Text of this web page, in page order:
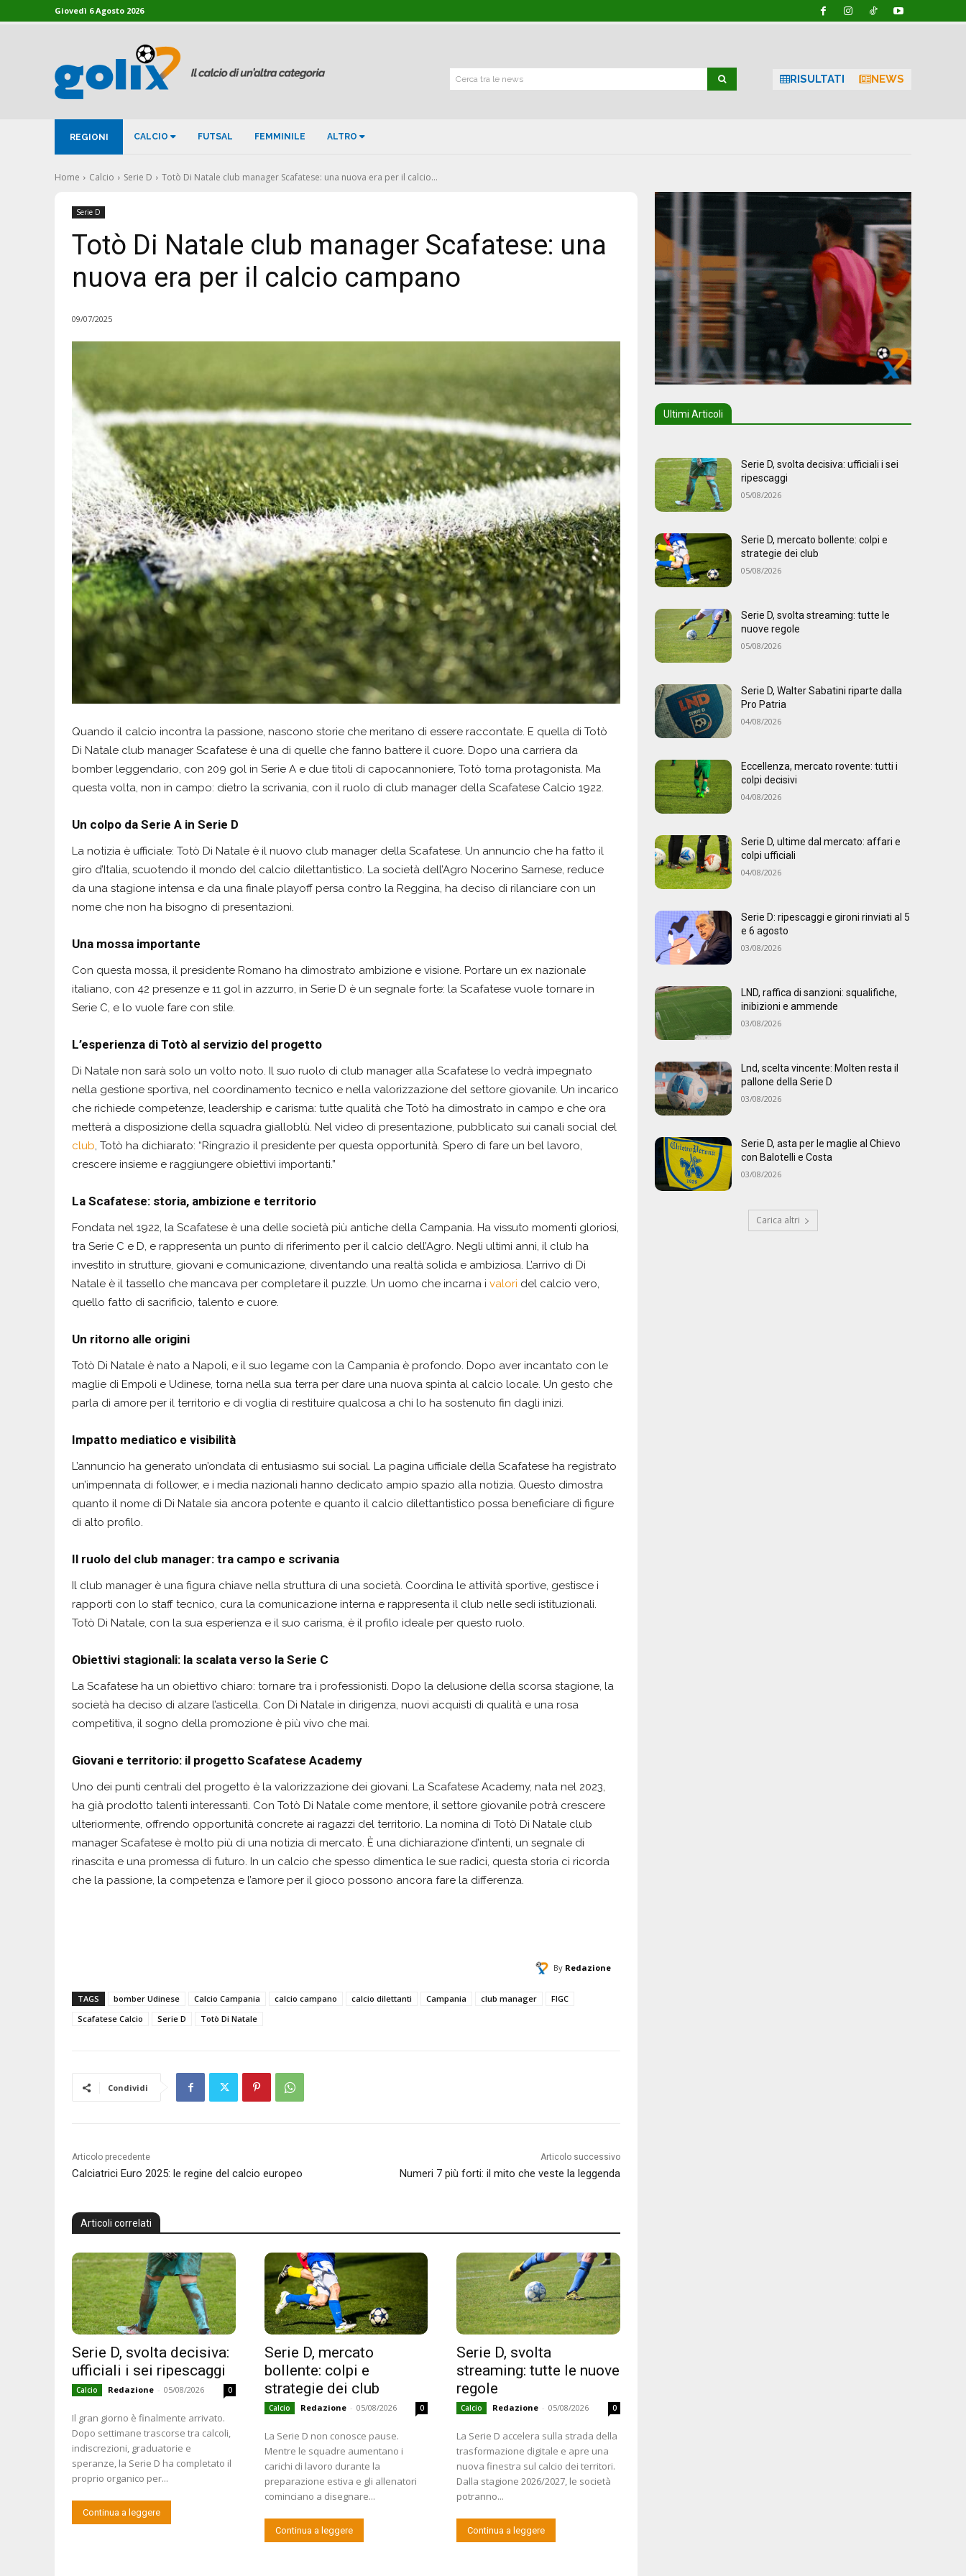
Giovedì 6 Agosto 2026
Cerca tra le news RISULTATI NEWS
REGIONI CALCIO FUTSAL FEMMINILE ALTRO
Home Calcio Serie D Totò Di Natale club manager Scafatese: una nuova era per il calcio...
Serie D
Totò Di Natale club manager Scafatese: una
nuova era per il calcio campano
09/07/2025
Quando il calcio incontra la passione, nascono storie che meritano di essere raccontate. E quella di Totò
Di Natale club manager Scafatese è una di quelle che fanno battere il cuore. Dopo una carriera da
bomber leggendario, con 209 gol in Serie A e due titoli di capocannoniere, Totò torna protagonista. Ma
questa volta, non in campo: dietro la scrivania, con il ruolo di club manager della Scafatese Calcio 1922.
Un colpo da Serie A in Serie D
La notizia è ufficiale: Totò Di Natale è il nuovo club manager della Scafatese. Un annuncio che ha fatto il
giro d’Italia, scuotendo il mondo del calcio dilettantistico. La società dell’Agro Nocerino Sarnese, reduce
da una stagione intensa e da una finale playoff persa contro la Reggina, ha deciso di rilanciare con un
nome che non ha bisogno di presentazioni.
Una mossa importante
Con questa mossa, il presidente Romano ha dimostrato ambizione e visione. Portare un ex nazionale
italiano, con 42 presenze e 11 gol in azzurro, in Serie D è un segnale forte: la Scafatese vuole tornare in
Serie C, e lo vuole fare con stile.
L’esperienza di Totò al servizio del progetto
Di Natale non sarà solo un volto noto. Il suo ruolo di club manager alla Scafatese lo vedrà impegnato
nella gestione sportiva, nel coordinamento tecnico e nella valorizzazione del settore giovanile. Un incarico
che richiede competenze, leadership e carisma: tutte qualità che Totò ha dimostrato in campo e che ora
metterà a disposizione della squadra gialloblù. Nel video di presentazione, pubblicato sui canali social del
club, Totò ha dichiarato: “Ringrazio il presidente per questa opportunità. Spero di fare un bel lavoro,
crescere insieme e raggiungere obiettivi importanti.”
La Scafatese: storia, ambizione e territorio
Fondata nel 1922, la Scafatese è una delle società più antiche della Campania. Ha vissuto momenti gloriosi,
tra Serie C e D, e rappresenta un punto di riferimento per il calcio dell’Agro. Negli ultimi anni, il club ha
investito in strutture, giovani e comunicazione, diventando una realtà solida e ambiziosa. L’arrivo di Di
Natale è il tassello che mancava per completare il puzzle. Un uomo che incarna i valori del calcio vero,
quello fatto di sacrificio, talento e cuore.
Un ritorno alle origini
Totò Di Natale è nato a Napoli, e il suo legame con la Campania è profondo. Dopo aver incantato con le
maglie di Empoli e Udinese, torna nella sua terra per dare una nuova spinta al calcio locale. Un gesto che
parla di amore per il territorio e di voglia di restituire qualcosa a chi lo ha sostenuto fin dagli inizi.
Impatto mediatico e visibilità
L’annuncio ha generato un’ondata di entusiasmo sui social. La pagina ufficiale della Scafatese ha registrato
un’impennata di follower, e i media nazionali hanno dedicato ampio spazio alla notizia. Questo dimostra
quanto il nome di Di Natale sia ancora potente e quanto il calcio dilettantistico possa beneficiare di figure
di alto profilo.
Il ruolo del club manager: tra campo e scrivania
Il club manager è una figura chiave nella struttura di una società. Coordina le attività sportive, gestisce i
rapporti con lo staff tecnico, cura la comunicazione interna e rappresenta il club nelle sedi istituzionali.
Totò Di Natale, con la sua esperienza e il suo carisma, è il profilo ideale per questo ruolo.
Obiettivi stagionali: la scalata verso la Serie C
La Scafatese ha un obiettivo chiaro: tornare tra i professionisti. Dopo la delusione della scorsa stagione, la
società ha deciso di alzare l’asticella. Con Di Natale in dirigenza, nuovi acquisti di qualità e una rosa
competitiva, il sogno della promozione è più vivo che mai.
Giovani e territorio: il progetto Scafatese Academy
Uno dei punti centrali del progetto è la valorizzazione dei giovani. La Scafatese Academy, nata nel 2023,
ha già prodotto talenti interessanti. Con Totò Di Natale come mentore, il settore giovanile potrà crescere
ulteriormente, offrendo opportunità concrete ai ragazzi del territorio. La nomina di Totò Di Natale club
manager Scafatese è molto più di una notizia di mercato. È una dichiarazione d’intenti, un segnale di
rinascita e una promessa di futuro. In un calcio che spesso dimentica le sue radici, questa storia ci ricorda
che la passione, la competenza e l’amore per il gioco possono ancora fare la differenza.
By Redazione
TAGS bomber Udinese Calcio Campania calcio campano calcio dilettanti Campania club manager
FIGC
Scafatese Calcio
Serie D Totò Di Natale
Condividi
Articolo precedente
Calciatrici Euro 2025: le regine del calcio europeo
Articolo successivo
Numeri 7 più forti: il mito che veste la leggenda
Articoli correlati
Serie D, svolta decisiva:
ufficiali i sei ripescaggi
Calcio Redazione - 05/08/2026 0
Il gran giorno è finalmente arrivato.
Dopo settimane trascorse tra calcoli,
indiscrezioni, graduatorie e
speranze, la Serie D ha completato il
proprio organico per...
Continua a leggere
Serie D, mercato
bollente: colpi e
strategie dei club
Calcio Redazione - 05/08/2026 0
La Serie D non conosce pause.
Mentre le squadre aumentano i
carichi di lavoro durante la
preparazione estiva e gli allenatori
cominciano a disegnare...
Continua a leggere
Serie D, svolta
streaming: tutte le nuove
regole
Calcio Redazione - 05/08/2026 0
La Serie D accelera sulla strada della
trasformazione digitale e apre una
nuova finestra sul calcio dei territori.
Dalla stagione 2026/2027, le società
potranno...
Continua a leggere
Ultimi Articoli
Serie D, svolta decisiva: ufficiali i sei
ripescaggi
05/08/2026
Serie D, mercato bollente: colpi e
strategie dei club
05/08/2026
Serie D, svolta streaming: tutte le
nuove regole
05/08/2026
Serie D, Walter Sabatini riparte dalla
Pro Patria
04/08/2026
Eccellenza, mercato rovente: tutti i
colpi decisivi
04/08/2026
Serie D, ultime dal mercato: affari e
colpi ufficiali
04/08/2026
Serie D: ripescaggi e gironi rinviati al 5
e 6 agosto
03/08/2026
LND, raffica di sanzioni: squalifiche,
inibizioni e ammende
03/08/2026
Lnd, scelta vincente: Molten resta il
pallone della Serie D
03/08/2026
Serie D, asta per le maglie al Chievo
con Balotelli e Costa
03/08/2026
Carica altri